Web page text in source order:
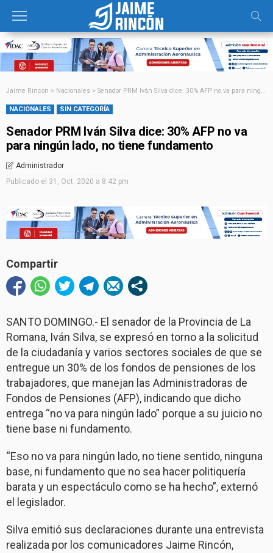
Jaime Rincon > Nacionales > Senador PRM Iván Silva dice: 30% AFP no va para ningún lado, no tiene fundamento
NACIONALES SIN CATEGORÍA
Senador PRM Iván Silva dice: 30% AFP no va
para ningún lado, no tiene fundamento
Administrador
Publicado el 31, Oct. 2020 a 8:42 pm
Compartir
SANTO DOMINGO.- El senador de la Provincia de La
Romana, Iván Silva, se expresó en torno a la solicitud
de la ciudadanía y varios sectores sociales de que se
entregue un 30% de los fondos de pensiones de los
trabajadores, que manejan las Administradoras de
Fondos de Pensiones (AFP), indicando que dicho
entrega “no va para ningún lado” porque a su juicio no
tiene base ni fundamento.
“Eso no va para ningún lado, no tiene sentido, ninguna
base, ni fundamento que no sea hacer politiquería
barata y un espectáculo como se ha hecho”, externó
el legislador.
Silva emitió sus declaraciones durante una entrevista
realizada por los comunicadores Jaime Rincón,